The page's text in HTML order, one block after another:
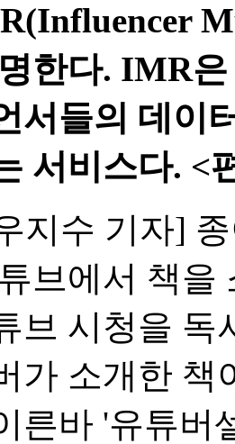
한다. IMR
서들의 데이
서비스다. <
지수 기자]
브에서 책을
브 시청을 독
가 소개한 책
른바 '유튜버